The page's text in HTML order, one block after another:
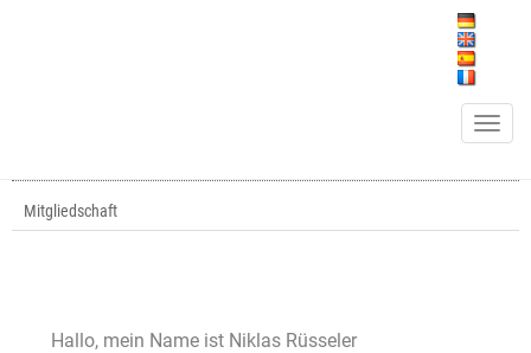
Toggle
Mitgliedschaft
Hallo, mein Name ist Niklas Rüsseler